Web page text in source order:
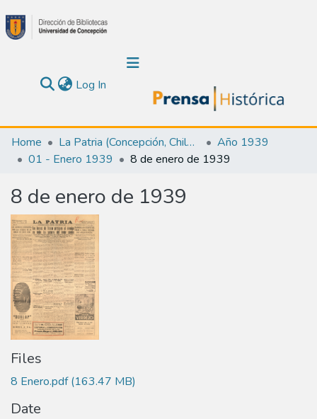
Log In(current)
Communities & Collections
Calendar
All of DSpace
Statistics
Home La Patria (Concepción, Chile : 1923)
Año 1939
01 - Enero 1939
8 de enero de 1939
8 de enero de 1939
Files
8 Enero.pdf(163.47 MB)
Date